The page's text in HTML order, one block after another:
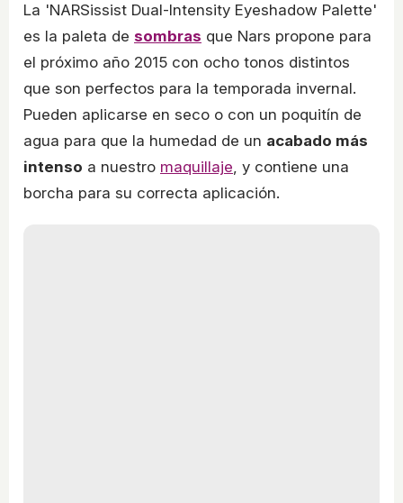
La 'NARSissist Dual-Intensity Eyeshadow Palette'
es la paleta de sombras que Nars propone para
el próximo año 2015 con ocho tonos distintos
que son perfectos para la temporada invernal.
Pueden aplicarse en seco o con un poquitín de
agua para que la humedad de un acabado más
intenso a nuestro maquillaje, y contiene una
borcha para su correcta aplicación.